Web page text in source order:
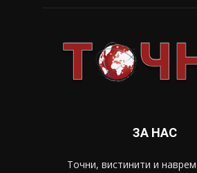
ЗА НАС
Точни, вистинити и